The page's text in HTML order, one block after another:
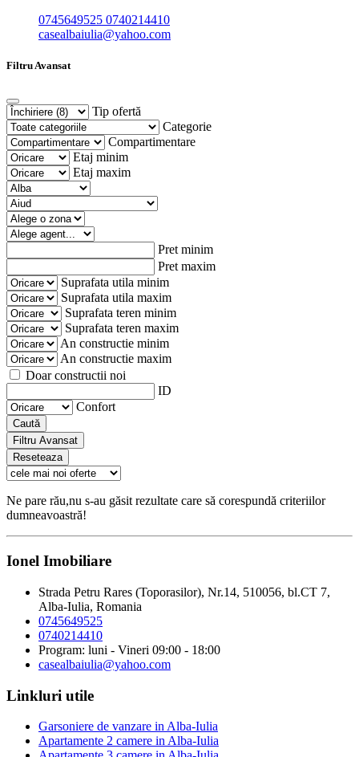
0745649525 0740214410
casealbaiulia@yahoo.com
Filtru Avansat
Tip ofertă
Categorie
Compartimentare
Etaj minim
Etaj maxim
Pret minim
Pret maxim
Suprafata utila minim
Suprafata utila maxim
Suprafata teren minim
Suprafata teren maxim
An constructie minim
An constructie maxim
Doar constructii noi
ID
Confort
Caută
Filtru Avansat
Reseteaza
Ne pare rău,nu s-au găsit rezultate care să corespundă criteriilor
dumneavoastră!
Ionel Imobiliare
Strada Petru Rares (Toporasilor), Nr.14, 510056, bl.CT 7,
Alba-Iulia, Romania
0745649525
0740214410
Program: luni - Vineri 09:00 - 18:00
casealbaiulia@yahoo.com
Linkluri utile
Garsoniere de vanzare in Alba-Iulia
Apartamente 2 camere in Alba-Iulia